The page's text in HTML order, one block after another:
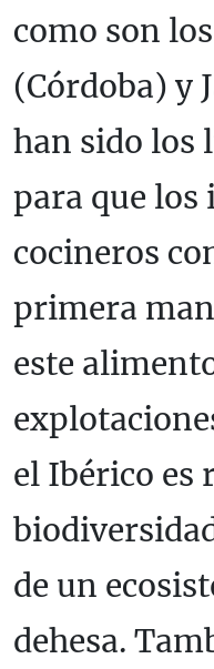
como son
(Córdoba) y
han sido los
para que
cocineros
primera
este
el Ibérico es
de un
dehesa.